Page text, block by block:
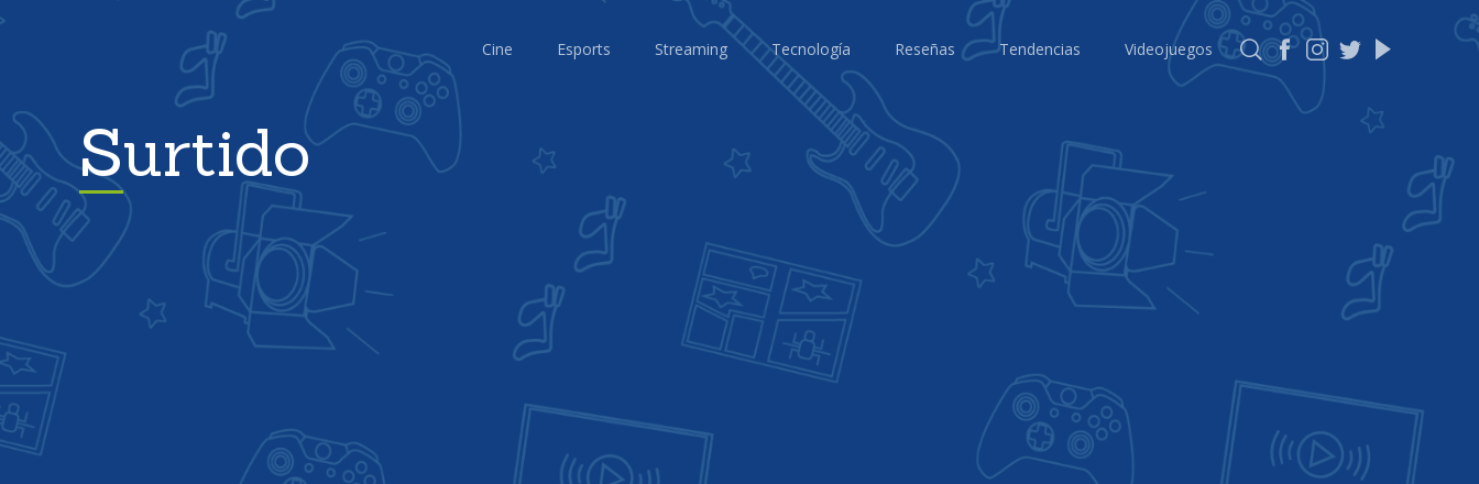
Cine Esports Streaming Tecnología Reseñas Tendencias Videojuegos
Surtido